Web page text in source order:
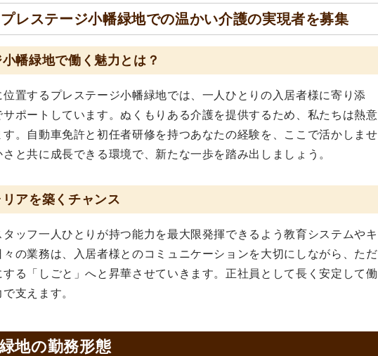
レステージ小幡緑地での温かい介護の実現者を募集
幡緑地で働く魅力とは？
置するプレステージ小幡緑地では、一人ひとりの入居者様に寄り添
ポートしています。ぬくもりある介護を提供するため、私たちは熱意
。自動車免許と初任者研修を持つあなたの経験を、ここで活かしませ
と共に成長できる環境で、新たな一歩を踏み出しましょう。
アを築くチャンス
ッフ一人ひとりが持つ能力を最大限発揮できるよう教育システムやキ
の業務は、入居者様とのコミュニケーションを大切にしながら、ただ
る「しごと」へと昇華させていきます。正社員として長く安定して働
支えます。
地の勤務形態